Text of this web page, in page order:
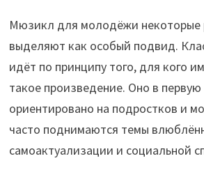
Мюзикл для молодёжи некоторые
выделяют как особый подвид.
идёт по принципу того, для кого
такое произведение. Оно в
ориентировано на подростков и
часто поднимаются темы
самоактуализации и социальной